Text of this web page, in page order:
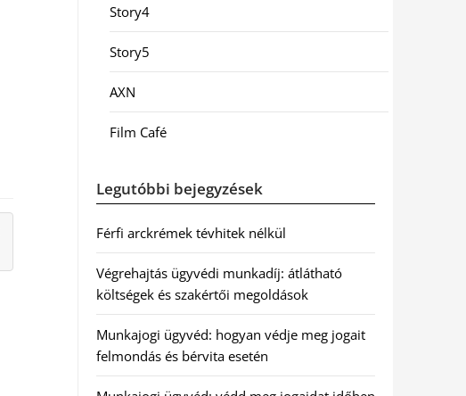
Story4
Story5
AXN
Film Café
Legutóbbi bejegyzések
Férfi arckrémek tévhitek nélkül
Végrehajtás ügyvédi munkadíj: átlátható
költségek és szakértői megoldások
Munkajogi ügyvéd: hogyan védje meg jogait
felmondás és bérvita esetén